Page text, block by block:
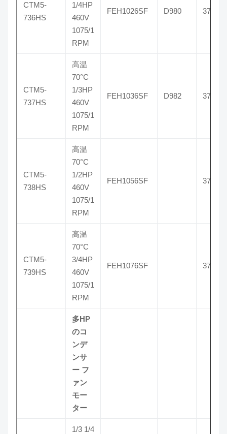
CTM5-
736HS
1/4HP
460V
1075/1
RPM
FEH1026SF D980 3736
CTM5-
737HS
高温
70°C
1/3HP
460V
1075/1
RPM
FEH1036SF D982 3737
CTM5-
738HS
高温
70°C
1/2HP
460V
1075/1
RPM
FEH1056SF 3738
CTM5-
739HS
高温
70°C
3/4HP
460V
1075/1
RPM
FEH1076SF 3739
多HP
のコ
ンデ
ンサ
ー フ
ァン
モー
ター
1/3 1/4